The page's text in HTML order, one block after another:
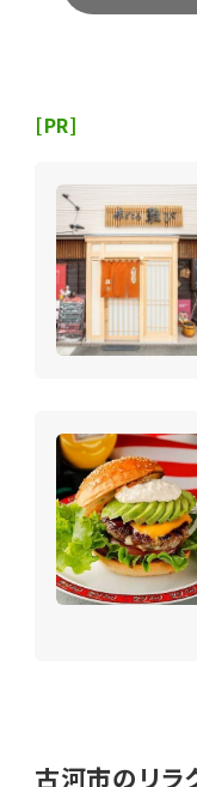
[PR]
古河市のリラ